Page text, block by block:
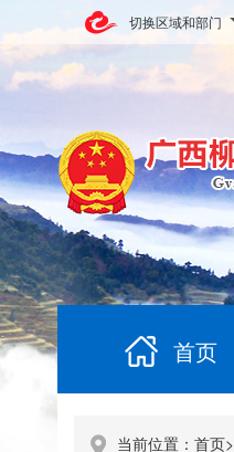
切换区域和部门
首页
当前位置： 首页>